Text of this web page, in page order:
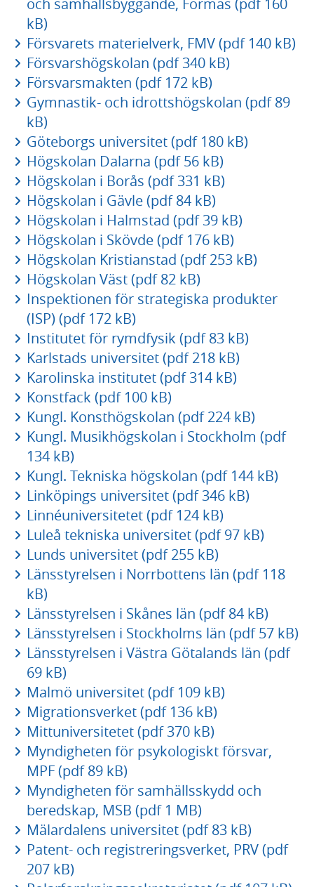
och samhällsbyggande, Formas (pdf 160
kB)
Försvarets materielverk, FMV (pdf 140 kB)
Försvarshögskolan (pdf 340 kB)
Försvarsmakten (pdf 172 kB)
Gymnastik- och idrottshögskolan (pdf 89
kB)
Göteborgs universitet (pdf 180 kB)
Högskolan Dalarna (pdf 56 kB)
Högskolan i Borås (pdf 331 kB)
Högskolan i Gävle (pdf 84 kB)
Högskolan i Halmstad (pdf 39 kB)
Högskolan i Skövde (pdf 176 kB)
Högskolan Kristianstad (pdf 253 kB)
Högskolan Väst (pdf 82 kB)
Inspektionen för strategiska produkter
(ISP) (pdf 172 kB)
Institutet för rymdfysik (pdf 83 kB)
Karlstads universitet (pdf 218 kB)
Karolinska institutet (pdf 314 kB)
Konstfack (pdf 100 kB)
Kungl. Konsthögskolan (pdf 224 kB)
Kungl. Musikhögskolan i Stockholm (pdf
134 kB)
Kungl. Tekniska högskolan (pdf 144 kB)
Linköpings universitet (pdf 346 kB)
Linnéuniversitetet (pdf 124 kB)
Luleå tekniska universitet (pdf 97 kB)
Lunds universitet (pdf 255 kB)
Länsstyrelsen i Norrbottens län (pdf 118
kB)
Länsstyrelsen i Skånes län (pdf 84 kB)
Länsstyrelsen i Stockholms län (pdf 57 kB)
Länsstyrelsen i Västra Götalands län (pdf
69 kB)
Malmö universitet (pdf 109 kB)
Migrationsverket (pdf 136 kB)
Mittuniversitetet (pdf 370 kB)
Myndigheten för psykologiskt försvar,
MPF (pdf 89 kB)
Myndigheten för samhällsskydd och
beredskap, MSB (pdf 1 MB)
Mälardalens universitet (pdf 83 kB)
Patent- och registreringsverket, PRV (pdf
207 kB)